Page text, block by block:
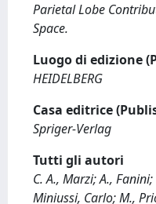
Parietal Lobe
Space.
Luogo di edizione
HEIDELBERG
Casa editrice
Spriger-Verlag
Tutti gli autori
C. A., Marzi; A.,
Miniussi, Carlo; M.,